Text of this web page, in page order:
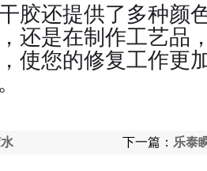
胶还提供了多种颜
还是在制作工艺品
使您的修复工作更
下一篇： 乐泰